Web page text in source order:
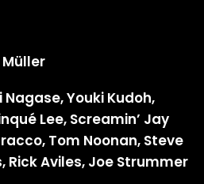
Müller
Nagase, Youki Kudoh,
Lee, Screamin’ Jay
Tom Noonan, Steve
Rick Aviles, Joe Strummer